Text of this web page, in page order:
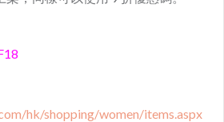
hk/shopping/women/items.aspx